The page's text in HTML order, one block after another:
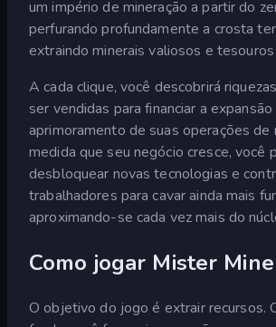
um império de mineração a partir do
perfurando profundamente a crosta
extraindo minerais valiosos e
A cada clique, você descobrirá
ser vendidas para financiar a expansão
aprimoramento de suas operações de
medida que seu negócio cresce, você
desbloquear novas tecnologias e
trabalhadores para cavar ainda mais
aproximando-se cada vez mais do
Como jogar Mister Mine
O objetivo do jogo é extrair recursos.